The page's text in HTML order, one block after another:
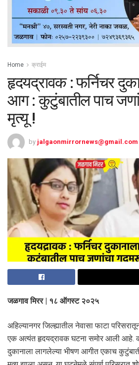
Home क्राईम
हृदयद्रावक : फर्निचर
आग : कुटुंबातील पाच
मृत्यू !
by jalgaonmirrornews@gmail.com
जळगाव मिरर | १८ ऑगस्ट २०२५
अहिल्यानगर जिल्ह्यातील नेवासा फाटा
एक अत्यंत हृदयद्रावक घटना समोर आली आहे.
दुकानाला लागलेल्या भीषण आगीत एकाच